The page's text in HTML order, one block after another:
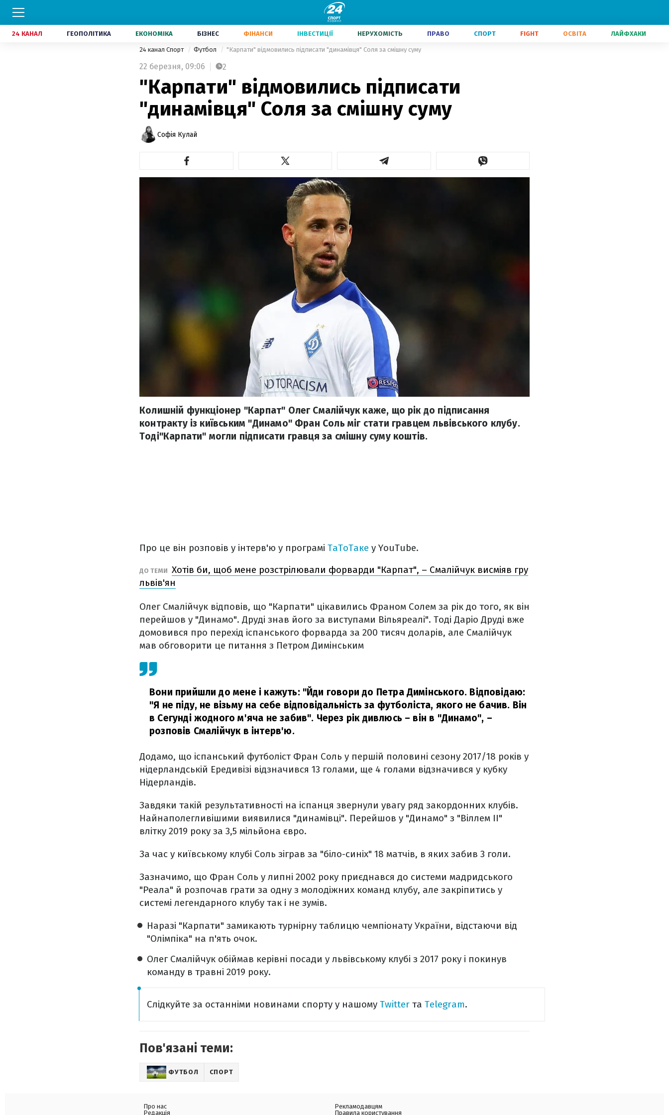
24 КАНАЛ ГЕОПОЛІТИКА ЕКОНОМІКА БІЗНЕС ФІНАНСИ ІНВЕСТИЦІЇ НЕРУХОМІСТЬ ПРАВО СПОРТ FIGHT ОСВІТА ЛАЙФХАКИ
24 канал Спорт Футбол "Карпати" відмовились підписати "динамівця" Соля за смішну суму
22 березня, 09:06 2
"Карпати" відмовились підписати
"динамівця" Соля за смішну суму
Софія Кулай
Колишній функціонер "Карпат" Олег Смалійчук каже, що рік до підписання
контракту із київським "Динамо" Фран Соль міг стати гравцем львівського клубу.
Тоді"Карпати" могли підписати гравця за смішну суму коштів.
Про це він розповів у інтерв'ю у програмі ТаТоТаке у YouTube.
ДО ТЕМИ Хотів би, щоб мене розстрілювали форварди "Карпат", – Смалійчук висміяв гру
львів'ян
Олег Смалійчук відповів, що "Карпати" цікавились Франом Солем за рік до того, як він
перейшов у "Динамо". Друді знав його за виступами Вільяреалі". Тоді Даріо Друді вже
домовився про перехід іспанського форварда за 200 тисяч доларів, але Смалійчук
мав обговорити це питання з Петром Димінським
Вони прийшли до мене і кажуть: "Йди говори до Петра Димінського. Відповідаю:
"Я не піду, не візьму на себе відповідальність за футболіста, якого не бачив. Він
в Сегунді жодного м'яча не забив". Через рік дивлюсь – він в "Динамо", –
розповів Смалійчук в інтерв'ю.
Додамо, що іспанський футболіст Фран Соль у першій половині сезону 2017/18 років у
нідерландській Ередивізі відзначився 13 голами, ще 4 голами відзначився у кубку
Нідерландів.
Завдяки такій результативності на іспанця звернули увагу ряд закордонних клубів.
Найнаполегливішими виявилися "динамівці". Перейшов у "Динамо" з "Віллем ІІ"
влітку 2019 року за 3,5 мільйона євро.
За час у київському клубі Соль зіграв за "біло-синіх" 18 матчів, в яких забив 3 голи.
Зазначимо, що Фран Соль у липні 2002 року приєднався до системи мадридського
"Реала" й розпочав грати за одну з молодіжних команд клубу, але закріпитись у
системі легендарного клубу так і не зумів.
Наразі "Карпати" замикають турнірну таблицю чемпіонату України, відстаючи від
"Олімпіка" на п'ять очок.
Олег Смалійчук обіймав керівні посади у львівському клубі з 2017 року і покинув
команду в травні 2019 року.
Слідкуйте за останніми новинами спорту у нашому Twitter та Telegram.
Пов'язані теми:
ФУТБОЛ СПОРТ
Про нас
Редакція
Рекламодавцям
Правила користування